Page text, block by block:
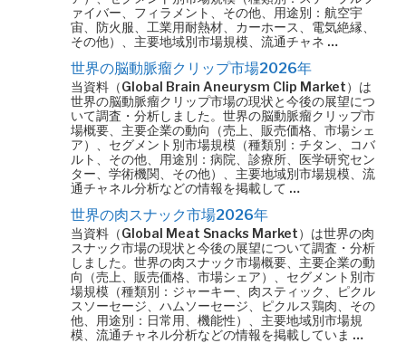
ァイバー、フィラメント、その他、用途別：航空宇
宙、防火服、工業用耐熱材、カーホース、電気絶縁、
その他）、主要地域別市場規模、流通チャネ …
世界の脳動脈瘤クリップ市場2026年
当資料（Global Brain Aneurysm Clip Market）は
世界の脳動脈瘤クリップ市場の現状と今後の展望につ
いて調査・分析しました。世界の脳動脈瘤クリップ市
場概要、主要企業の動向（売上、販売価格、市場シェ
ア）、セグメント別市場規模（種類別：チタン、コバ
ルト、その他、用途別：病院、診療所、医学研究セン
ター、学術機関、その他）、主要地域別市場規模、流
通チャネル分析などの情報を掲載して …
世界の肉スナック市場2026年
当資料（Global Meat Snacks Market）は世界の肉
スナック市場の現状と今後の展望について調査・分析
しました。世界の肉スナック市場概要、主要企業の動
向（売上、販売価格、市場シェア）、セグメント別市
場規模（種類別：ジャーキー、肉スティック、ピクル
スソーセージ、ハムソーセージ、ピクルス鶏肉、その
他、用途別：日常用、機能性）、主要地域別市場規
模、流通チャネル分析などの情報を掲載していま …